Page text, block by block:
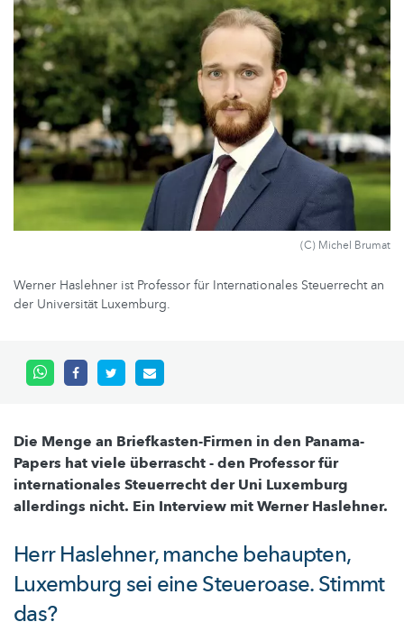
(C) Michel Brumat
Werner Haslehner ist Professor für Internationales Steuerrecht an
der Universität Luxemburg.
Die Menge an Briefkasten-Firmen in den Panama-
Papers hat viele überrascht - den Professor für
internationales Steuerrecht der Uni Luxemburg
allerdings nicht. Ein Interview mit Werner Haslehner.
Herr Haslehner, manche behaupten,
Luxemburg sei eine Steueroase. Stimmt
das?